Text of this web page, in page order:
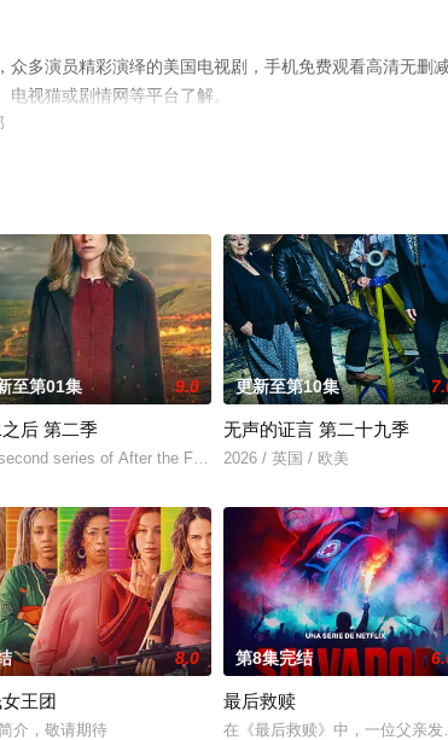
多演员精彩演绎的美国电视剧，手机免费观看高清无删
视猫或剧情网等平台了解。
员，因谋杀一名日本商人而遭到通缉。他家族的荣
TIMBER follows
至第01集 9.0
后 第二季
series of After the Flood finds newly promoted
更新至第10集
无声的证言 第二十九季
2026 / 英国 / 欧美
》。
begins to e
8.0
王团
介，敬请期待
第8集完结
最后救赎
在《最后救赎》中，一位父亲